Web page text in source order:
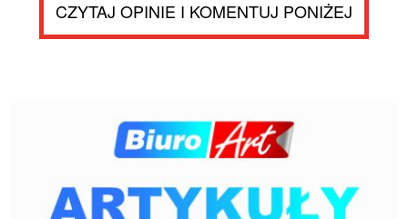
CZYTAJ OPINIE I KOMENTUJ PONIŻEJ